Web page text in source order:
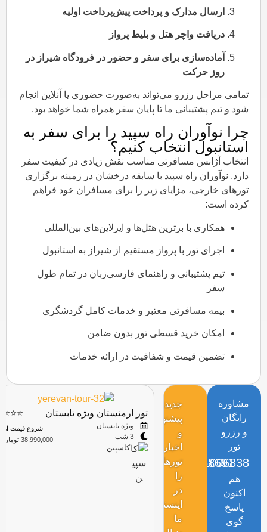
ارسال مدارک و پرداخت پیش‌پرداخت اولیه
دریافت واچر هتل و بلیط پرواز
آماده‌سازی برای سفر و حضور در فرودگاه شیراز در
روز حرکت
تمامی مراحل رزرو می‌تواند به‌صورت حضوری یا آنلاین انجام
شود و تیم پشتیبانی ما تا پایان سفر همراه شما خواهد بود.
چرا نوآوران راه سپید را برای سفر به
استانبول انتخاب کنیم؟
انتخاب آژانس مسافرتی مناسب نقش زیادی در کیفیت سفر
دارد. نوآوران راه سپید با سابقه درخشان در زمینه برگزاری
تورهای خارجی، مزایای زیر را برای مسافران خود فراهم
کرده است:
همکاری با برترین هتل‌ها و ایرلاین‌های بین‌المللی
اجرای تور با پرواز مستقیم از شیراز به استانبول
تیم پشتیبانی و راهنمای فارسی‌زبان در تمام طول
سفر
بیمه مسافرتی معتبر و خدمات کامل گردشگری
امکان خرید قسطی تور بدون ضامن
تضمین قیمت و شفافیت در ارائه خدمات
مشاوره
رایگان
و رزرو
تور
02191006838
09120468691
هم
اکنون
پاسخ
گوی
جدیدترین
پیشنهادها
و
اخبار
تورها
را
در
اینستاگرام
ما
تور ارمنستان ویژه تابستان ⭐⭐⭐
ویژه تابستان
3 شب
کاسپین
شروع قیمت از
38,990,000 تومان